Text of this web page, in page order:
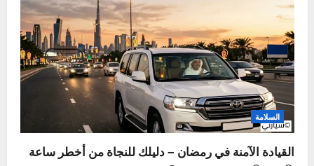
Tags: نصائح القيادة في الشتاء
السابق:
دليلك الشامل لتنظيف السيارة من الداخل – في7 خطوات عملية
التالي: